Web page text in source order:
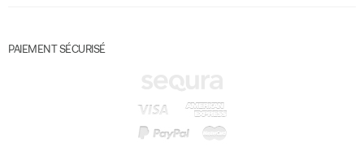
PAIEMENT SÉCURISÉ